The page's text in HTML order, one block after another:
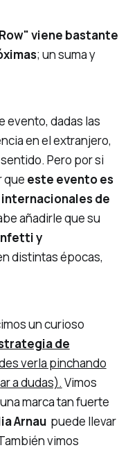
viene bastante
; un suma y
evento, dadas las
en el extranjero,
Pero por si
que este evento es
internacionales de
añadirle que su
y
distintas épocas,
un curioso
de
verla pinchando
a dudas). Vimos
marca tan fuerte
Arnaupuede llevar
vimos